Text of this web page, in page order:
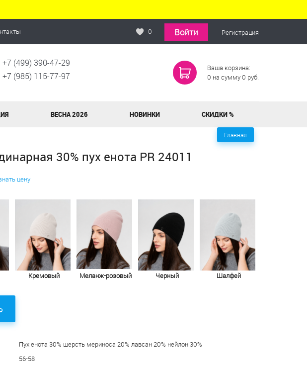
Войти Регистрация
0
+7 (499) 390-47-29
+7 (985) 115-77-97
Ваша корзина:
0 на сумму0 руб.
ВЕСНА 2026 НОВИНКИ СКИДКИ %
Главная
30% пух енота PR 24011
цену
Кремовый Меланж-розовый Черный Шалфей
Пух енота 30% шерсть мериноса 20% лавсан 20% нейлон 30%
56-58